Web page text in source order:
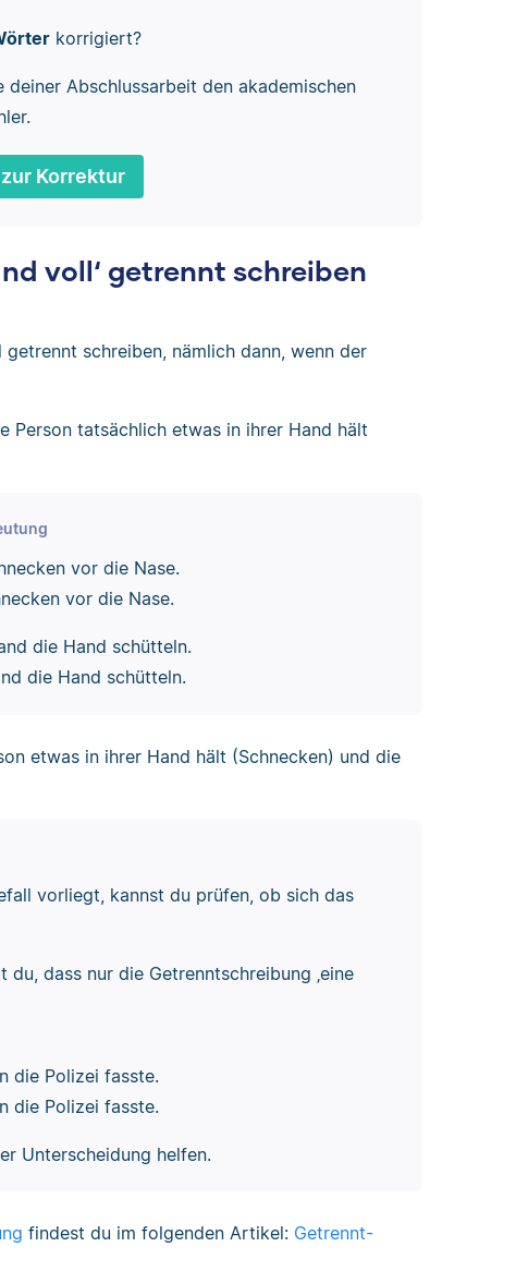
korrigiert?
Abschlussarbeit den akademischen
Korrektur
voll‘ getrennt schreiben
getrennt schreiben, nämlich dann, wenn der
Person tatsächlich etwas in ihrer Hand hält
vor die Nase.
vor die Nase.
die Hand schütteln.
die Hand schütteln.
etwas in ihrer Hand hält (Schnecken) und die
vorliegt, kannst du prüfen, ob sich das
dass nur die Getrenntschreibung ‚eine
die Polizei fasste.
die Polizei fasste.
Unterscheidung helfen.
findest du im folgenden Artikel: Getrennt-